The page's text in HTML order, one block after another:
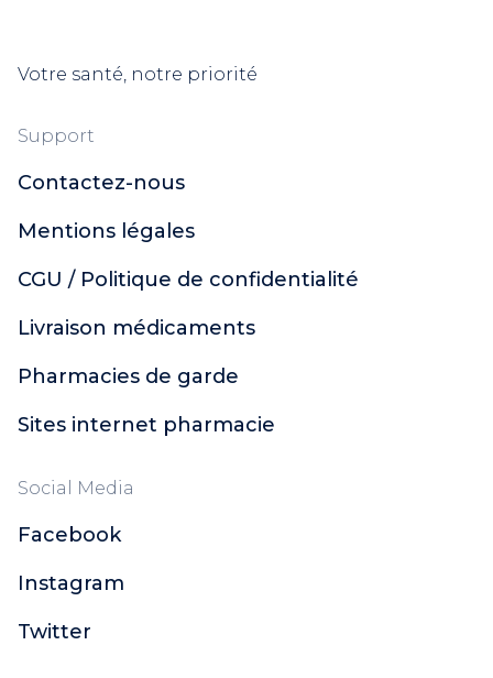
Votre santé, notre priorité
Support
Contactez-nous
Mentions légales
CGU / Politique de confidentialité
Livraison médicaments
Pharmacies de garde
Sites internet pharmacie
Social Media
Facebook
Instagram
Twitter